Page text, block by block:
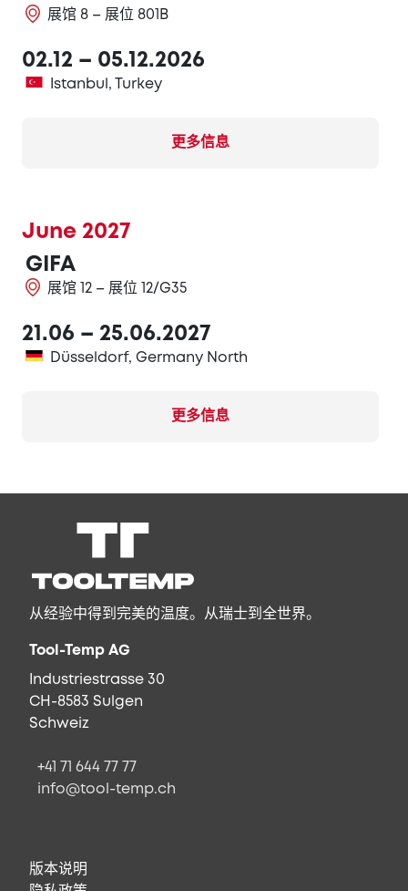
展馆 8 – 展位 801B
02.12 – 05.12.2026
Istanbul, Turkey
更多信息
June 2027
GIFA
展馆 12 – 展位 12/G35
21.06 – 25.06.2027
Düsseldorf, Germany North
更多信息
从经验中得到完美的温度。从瑞士到全世界。
Tool-Temp AG
Industriestrasse 30
CH-8583 Sulgen
Schweiz
+41 71 644 77 77
info@tool-temp.ch
版本说明